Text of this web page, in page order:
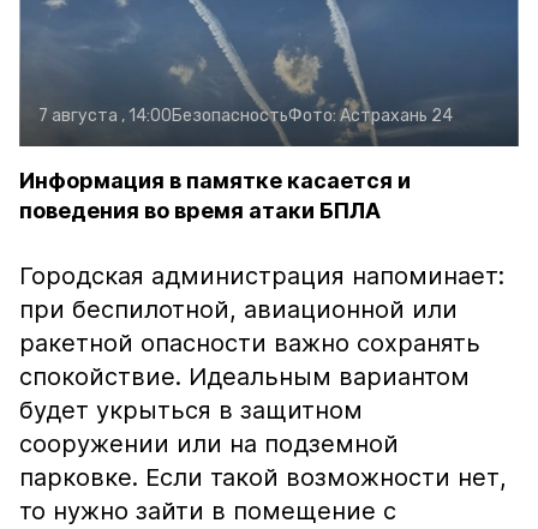
7 августа , 14:00БезопасностьФото: Астрахань 24
Информация в памятке касается и
поведения во время атаки БПЛА
Городская администрация напоминает:
при беспилотной, авиационной или
ракетной опасности важно сохранять
спокойствие. Идеальным вариантом
будет укрыться в защитном
сооружении или на подземной
парковке. Если такой возможности нет,
то нужно зайти в помещение с